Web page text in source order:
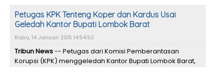
Petugas KPK Tenteng Koper dan Kardus Usai
Geledah Kantor Bupati Lombok Barat
Rabu, 14 Januari 2015 14:54:50
Tribun News-- Petugas dari Komisi Pemberantasan
Korupsi (KPK) menggeledah Kantor Bupati Lombok Barat,